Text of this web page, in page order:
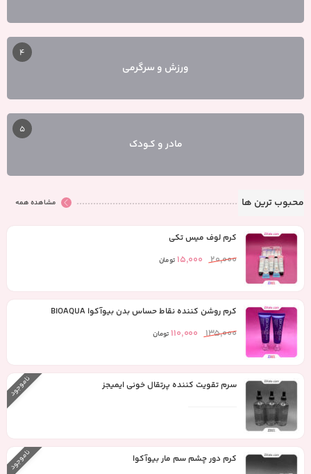
4
ورزش و سرگرمی
5
مادر و کـودک
محبوب ترین ها مشاهده همه
کرم لوف میس تکی
20,000
15,000تومان
کرم روشن کننده نقاط حساس بدن بیوآکوا BIOAQUA
135,000
110,000تومان
سرم تقویت کننده پرتقال خونی ایمیجز ناموجود
کرم دور چشم سم مار بیوآکوا ناموجود